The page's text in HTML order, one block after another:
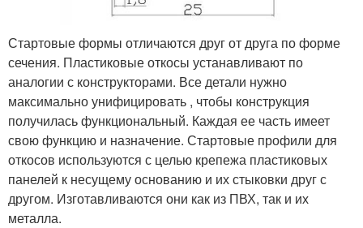
Стартовые формы отличаются друг от друга по форме
сечения. Пластиковые откосы устанавливают по
аналогии с конструкторами. Все детали нужно
максимально унифицировать , чтобы конструкция
получилась функциональный. Каждая ее часть имеет
свою функцию и назначение. Стартовые профили для
откосов используются с целью крепежа пластиковых
панелей к несущему основанию и их стыковки друг с
другом. Изготавливаются они как из ПВХ, так и их
металла.